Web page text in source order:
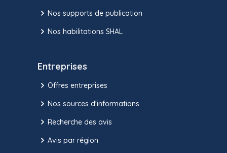
Nos supports de publication
Nos habilitations SHAL
Entreprises
Offres entreprises
Nos sources d'informations
Recherche des avis
Avis par région